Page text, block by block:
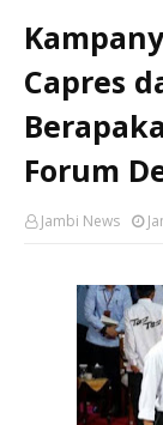
Capres
Forum
Jambi News